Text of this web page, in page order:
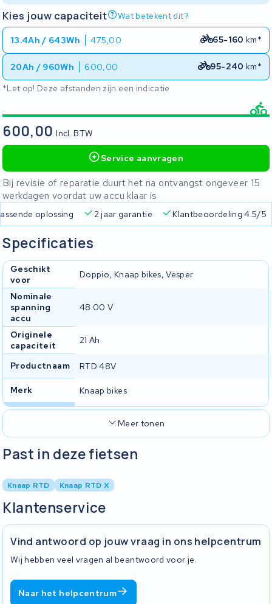
Kies jouw capaciteit Wat betekent dit?
13.4Ah / 643Wh 475,00 65-160 km*
20Ah / 960Wh 600,00 95-240 km*
*Let op! Deze afstanden zijn een indicatie
600,00Incl. BTW
Service aanvragen
Bij revisie of reparatie duurt het na ontvangst ongeveer 15
werkdagen voordat uw accu klaar is
oplossing 2 jaar garantie Klantbeoordeling 4.5/5
Specificaties
Geschikt
voor
Doppio, Knaap bikes, Vesper
Nominale
spanning
accu
48.00 V
Originele
capaciteit
21 Ah
Productnaam RTD 48V
Merk Knaap bikes
Meer tonen
Past in deze fietsen
Knaap RTD Knaap RTD X
Klantenservice
Vind antwoord op jouw vraag in ons helpcentrum
Wij hebben veel vragen al beantwoord voor je.
Naar het helpcentrum